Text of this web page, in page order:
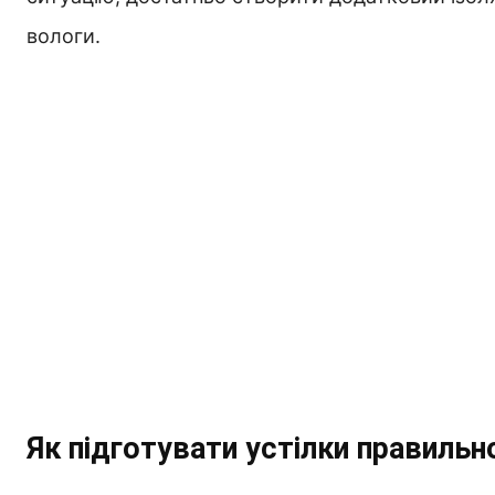
вологи.
Як підготувати устілки